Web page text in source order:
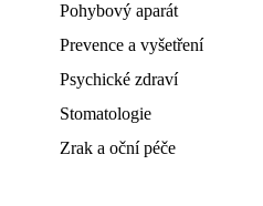
Pohybový aparát
Prevence a vyšetření
Psychické zdraví
Stomatologie
Zrak a oční péče